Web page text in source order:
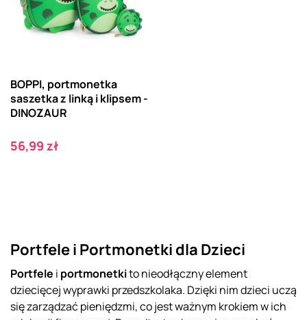
BOPPI, portmonetka
saszetka z linką i klipsem -
DINOZAUR
Cena
56,99 zł
Portfele i Portmonetki dla Dzieci
Portfele i portmonetkito nieodłączny element
dziecięcej wyprawki przedszkolaka. Dzięki nim dzieci uczą
się zarządzać pieniędzmi, co jest ważnym krokiem w ich